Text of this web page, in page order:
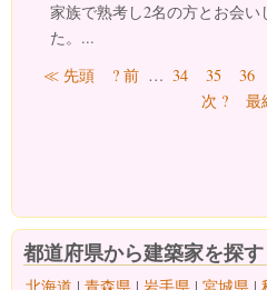
家族で熟考し2名の方とお会い
た。...
ページ
≪ 先頭 ? 前 … 34 35 36
次 ?
都道府県から建築家を探す